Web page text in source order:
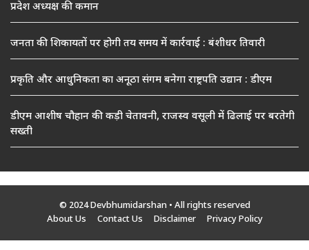
प्रदेश अध्यक्ष की कमान
जनता की शिकायतों पर होगी तय समय में कार्रवाई : बंशीधर तिवारी
प्रकृति और आधुनिकता का अनूठा संगम बनेगा राष्ट्रपति उद्यान : डीएम
डीएम आशीष चौहान की कड़ी चेतावनी, राजस्व वसूली में ढिलाई पर बरतेगी
सख्ती
© 2024 Devbhumidarshan • All rights reserved
About Us
Contact Us Disclaimer Privacy Policy